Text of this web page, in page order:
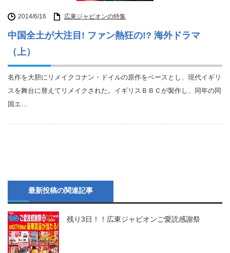
2014/6/16 広東ジャピオンの特集
中国全土が大注目! ファン熱狂の!? 海外ドラマ
（上）
名作を大胆にリメイクコナン・ドイルの原作をベースとし、現代イギリ
スを舞台に替えてリメイクされた。イギリスＢＢＣが製作し、同年の同
国エ…
最新投稿の関連記事
残り3日！！広東ジャピオンご愛読感謝祭